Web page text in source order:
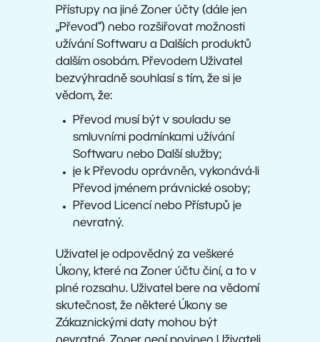
Přístupy na jiné Zoner účty (dále jen
„Převod“) nebo rozšiřovat možnosti
užívání Softwaru a Dalších produktů
dalším osobám. Převodem Uživatel
bezvýhradně souhlasí s tím, že si je
vědom, že:
Převod musí být v souladu se
smluvními podmínkami užívání
Softwaru nebo Další služby;
je k Převodu oprávněn, vykonává-li
Převod jménem právnické osoby;
Převod Licencí nebo Přístupů je
nevratný.
Uživatel je odpovědný za veškeré
Úkony, které na Zoner účtu činí, a to v
plné rozsahu. Uživatel bere na vědomí
skutečnost, že některé Úkony se
Zákaznickými daty mohou být